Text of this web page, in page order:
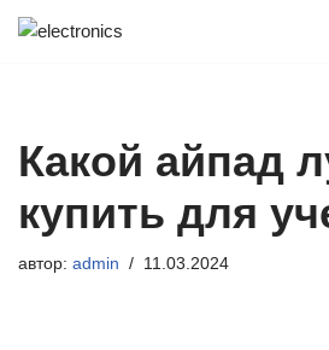
Какой айпад
купить для
автор: admin 11.03.2024